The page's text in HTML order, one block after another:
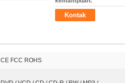
Kontak
CE FCC ROHS